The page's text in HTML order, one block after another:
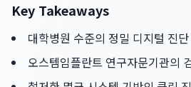
Key Takeaways
대학병원 수준의 정밀 디지털 진
오스템임플란트 연구자문기관의